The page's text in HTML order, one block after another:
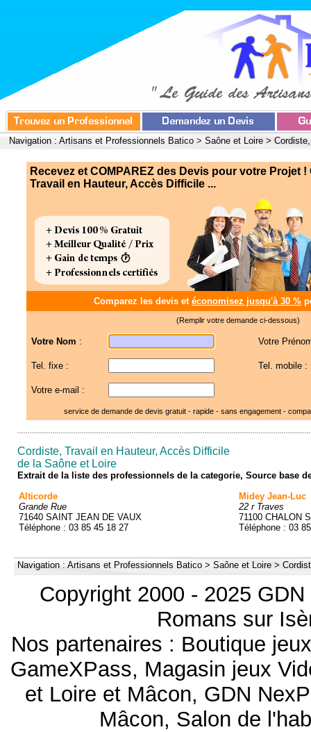
Navigation : Artisans et Professionnels Batico > Saône et Loire >
Recevez et COMPAREZ des Devis pour votre Projet !
Travail en Hauteur, Accès Difficile ...
Comparez les devis et économisez jusqu'à 30 %
(Remplir votre demande ci-dessous)
Votre Nom : Votre
Tel. fixe : Tel. mobile :
Votre e-mail :
service de demande de devis gratuit - rapide - sans engagement -
Cordiste, Travail en Hauteur, Accès Difficile
de la Saône et Loire
Extrait de la liste des professionnels de la categorie, Source base
Alticorde
Grande Rue
71640 SAINT JEAN DE VAUX
Téléphone : 03 85 45 18 27
Midey Jean-Luc
22 r Traves
71100 CHALON
Téléphone : 03
Navigation : Artisans et Professionnels Batico > Saône et Loire >
Copyright 2000 - 2025
Romans sur
Nos partenaires : Boutique
GameXPass, Magasin jeux
et Loire et Mâcon, GDN
Mâcon, Salon de